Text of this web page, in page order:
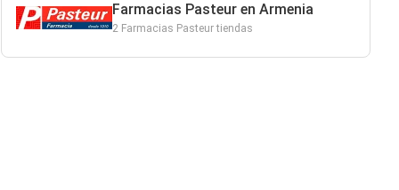
Farmacias Pasteur en Armenia
2 Farmacias Pasteur tiendas